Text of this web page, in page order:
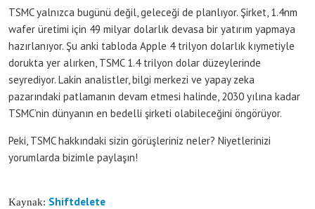
TSMC yalnızca bugünü değil, geleceği de planlıyor. Şirket, 1.4nm
wafer üretimi için 49 milyar dolarlık devasa bir yatırım yapmaya
hazırlanıyor. Şu anki tabloda Apple 4 trilyon dolarlık kıymetiyle
dorukta yer alırken, TSMC 1.4 trilyon dolar düzeylerinde
seyrediyor. Lakin analistler, bilgi merkezi ve yapay zeka
pazarındaki patlamanın devam etmesi halinde, 2030 yılına kadar
TSMC’nin dünyanın en bedelli şirketi olabileceğini öngörüyor.
Peki, TSMC hakkındaki sizin görüşleriniz neler? Niyetlerinizi
yorumlarda bizimle paylaşın!
Kaynak: Shiftdelete